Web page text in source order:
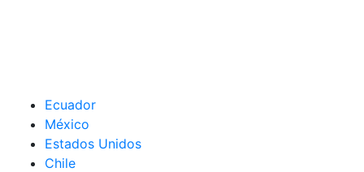
Ecuador
México
Estados Unidos
Chile